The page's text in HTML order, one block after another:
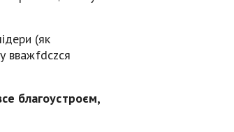
(як
вважfdczся
благоустроєм,